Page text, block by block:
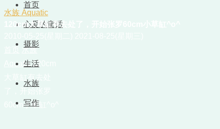
首页
心爱的童话
摄影
生活
水族
写作
水族 Aquatic
120cm大草缸有去处了，开始张罗60cm小草缸^o^
水族
Aquatic 120cm
大草缸有去处
60cm小草缸^o^